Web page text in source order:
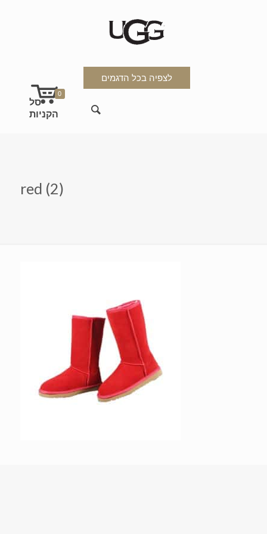
לצפיה בכל הדגמים
0
red (2)